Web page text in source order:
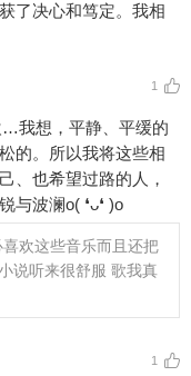
了决心和笃定。我相
1
我想，平静、平缓的
的。所以我将这些相
、也希望过路的人，
与波澜o( ❛ᴗ❛ )o
欢这些音乐而且还把
说听来很舒服 歌我真
1